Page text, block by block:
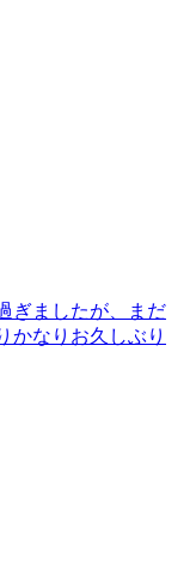
ぎましたが、まだ
かなりお久しぶり